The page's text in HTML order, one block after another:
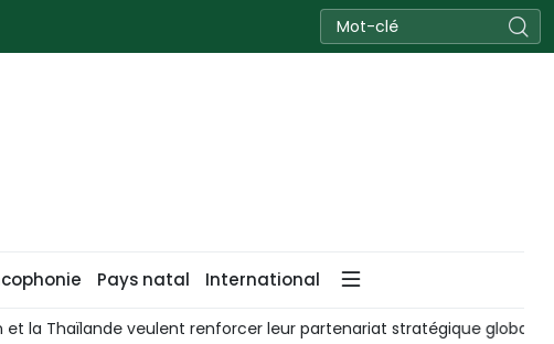
Pays natal International
L’expert chinois Xu Liping : la diplomatie, la défense et la